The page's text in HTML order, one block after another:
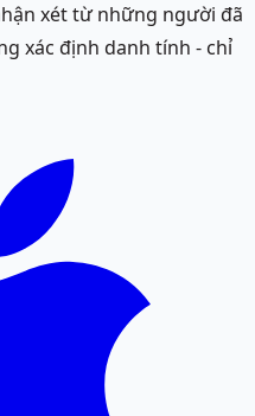
xét từ những người đã
xác định danh tính - chỉ